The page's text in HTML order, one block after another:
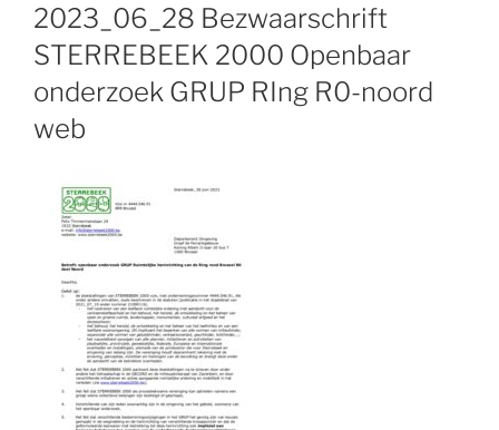
2023_06_28 Bezwaarschrift
STERREBEEK 2000 Openbaar
onderzoek GRUP RIng R0-noord
web